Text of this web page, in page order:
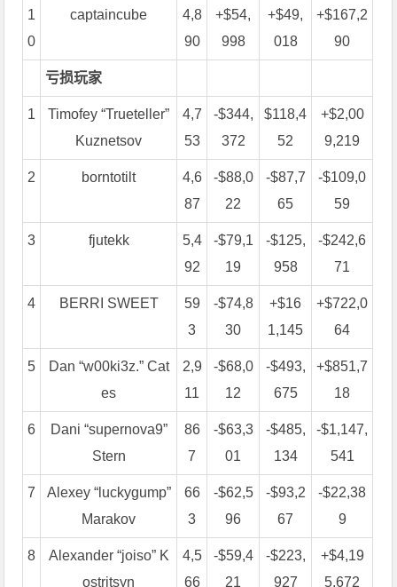
1
0
captaincube
4,8
90
+$54,
998
+$49,
018
+$167,2
90
亏损玩家
1
Timofey “Trueteller”
Kuznetsov
4,7
53
-$344,
372
$118,4
52
+$2,00
9,219
2 borntotilt
4,6
87
-$88,0
22
-$87,7
65
-$109,0
59
3 fjutekk
5,4
92
-$79,1
19
-$125,
958
-$242,6
71
4 BERRI SWEET
59
3
-$74,8
30
+$16
1,145
+$722,0
64
5
Dan “w00ki3z.” Cat
es
2,9
11
-$68,0
12
-$493,
675
+$851,7
18
6
Dani “supernova9”
Stern
86
7
-$63,3
01
-$485,
134
-$1,147,
541
7
Alexey “luckygump”
Marakov
66
3
-$62,5
96
-$93,2
67
-$22,38
9
8
Alexander “joiso” K
ostritsyn
4,5
66
-$59,4
21
-$223,
927
+$4,19
5,672